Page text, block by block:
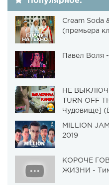
Cream Soda
(премьера
Павел Воля
НЕ
TURN OFF
Чудовище]
MILLION
2019
КОРОЧЕ
ЖИЗНИ -